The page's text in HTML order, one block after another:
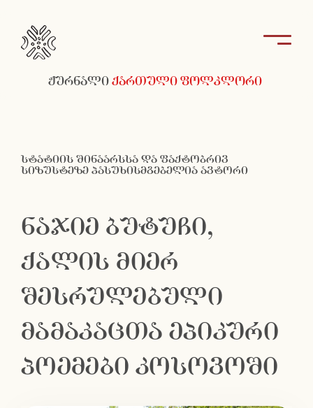
ჟურნალიქართული ფოლკლორი
სტატიის შინაარსსა და ფაქტობრივ
სიზუსტეზე პასუხისმგებელია ავტორი
ნაჯიე ბუტუჩი,
ქალის მიერ
შესრულებული
მამაკაცთა ეპიკური
პოემები კოსოვოში